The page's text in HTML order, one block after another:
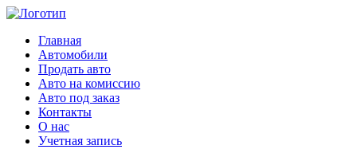
Главная
Автомобили
Продать авто
Авто на комиссию
Авто под заказ
Контакты
О нас
Учетная запись